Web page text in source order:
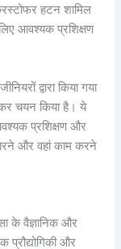
हटन शामिल
आवश्यक प्रशिक्षण
द्वारा किया गया
चयन किया है। ये
प्रशिक्षण और
और वहां काम करने
के वैज्ञानिक और
प्रौद्योगिकी और